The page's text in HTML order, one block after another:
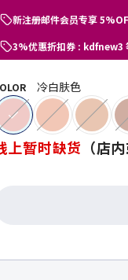
新注册邮件会员专享
3%优惠折扣券 : kdfnew3
冷白肤色
上暂时缺货 （店